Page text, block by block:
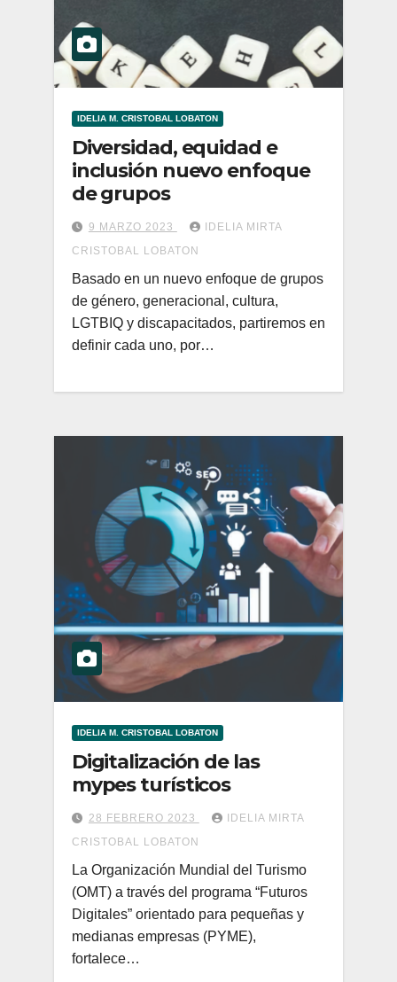
IDELIA M. CRISTOBAL LOBATON
Diversidad, equidad e
inclusión nuevo enfoque
de grupos
9 MARZO 2023
IDELIA MIRTA
CRISTOBAL LOBATON
Basado en un nuevo enfoque de grupos
de género, generacional, cultura,
LGTBIQ y discapacitados, partiremos en
definir cada uno, por…
IDELIA M. CRISTOBAL LOBATON
Digitalización de las
mypes turísticos
28 FEBRERO 2023
IDELIA MIRTA
CRISTOBAL LOBATON
La Organización Mundial del Turismo
(OMT) a través del programa “Futuros
Digitales” orientado para pequeñas y
medianas empresas (PYME),
fortalece…